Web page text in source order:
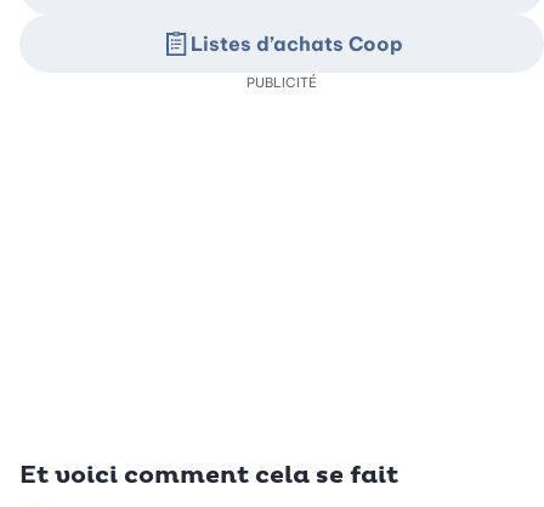
Et voici comment cela se fait
Listes d’achats Coop
PUBLICITÉ